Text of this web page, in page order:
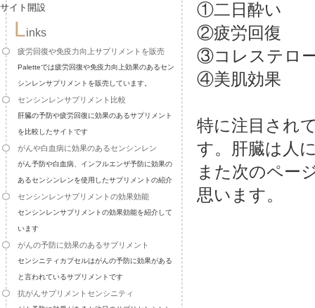
①二日酔い
②疲労回復
③コレステロ
④美肌効果
特に注目され
す。肝臓は人
また次のペー
思います。
サイト開設
Links
疲労回復や免疫力向上サプリメントを販売
Paletteでは疲労回復や免疫力向上効果のあるセン
シンレンサプリメントを販売しています。
センシンレンサプリメント比較
肝臓の予防や疲労回復に効果のあるサプリメント
を比較したサイトです
がんや白血病に効果のあるセンシンレン
がん予防や白血病、インフルエンザ予防に効果の
あるセンシンレンを使用したサプリメントの紹介
センシンレンサプリメントの効果効能
センシンレンサプリメントの効果効能を紹介して
います
がんの予防に効果のあるサプリメント
センシニティカプセルはがんの予防に効果がある
と言われているサプリメントです
抗がんサプリメントセンシニティ